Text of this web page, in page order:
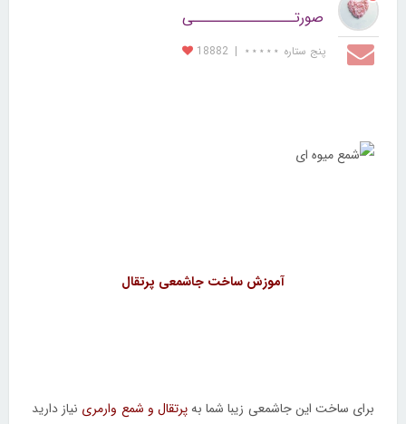
صورتــــــــــــــــی
پنج ستاره ⋆⋆⋆⋆⋆ |
18882
آموزش ساخت جاشمعی پرتقال
برای ساخت این جاشمعی زیبا شما بهپرتقال و شمع وارمری نیاز دارید